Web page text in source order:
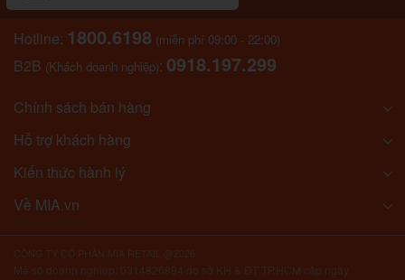
Hotline: 1800.6198 (miễn phí 09:00 - 22:00)
B2B (Khách doanh nghiệp): 0918.197.299
Chính sách bán hàng
Hỗ trợ khách hàng
Kiến thức hành lý
Về MIA.vn